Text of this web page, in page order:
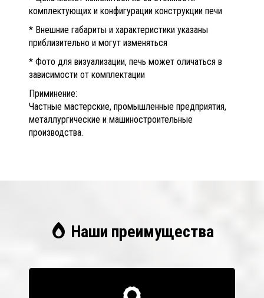
комплектующих и конфигурации конструкции печи
* Внешние габариты и характеристики указаны
приблизительно и могут изменяться
* Фото для визуализации, печь может оличаться в
зависимости от комплектации
Приминение:
Частные мастерские, промышленные предприятия,
металлургические и машиностроительные
производства.
Наши преимущества